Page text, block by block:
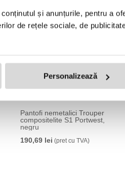
și anunțurile, pentru a
de rețele sociale, de
Personalizează
Pantofi nemetalici Trouper
compositelite S1 Portwest,
negru
190,69 lei (pret cu TVA)